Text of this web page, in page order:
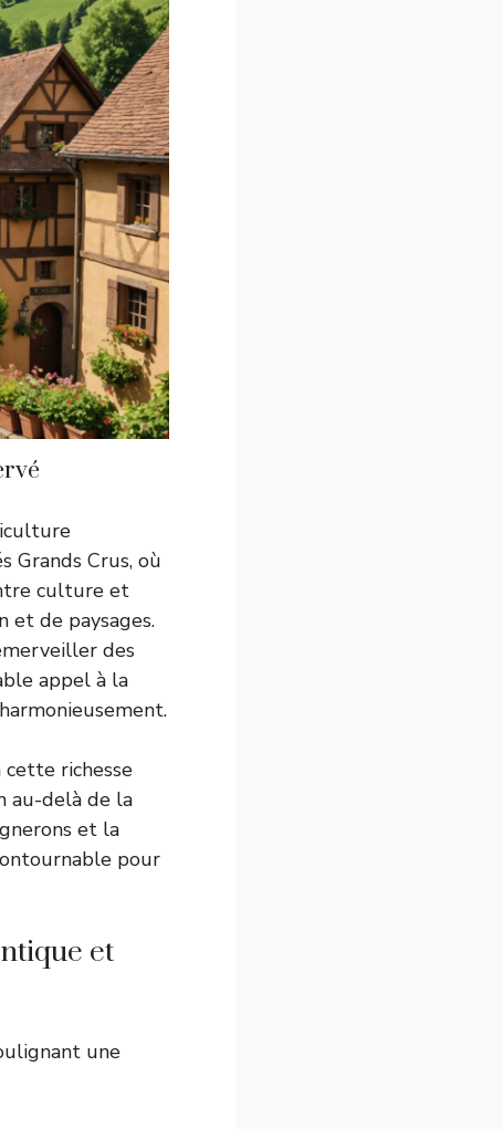
Grands Crus, où
culture et
et de paysages.
des
appel à la
richesse
au-delà de la
et la
pour
et
une